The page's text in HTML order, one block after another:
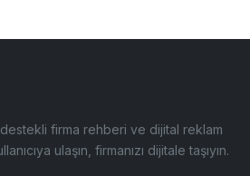
firma rehberi ve dijital reklam
ulaşın, firmanızı dijitale taşıyın.